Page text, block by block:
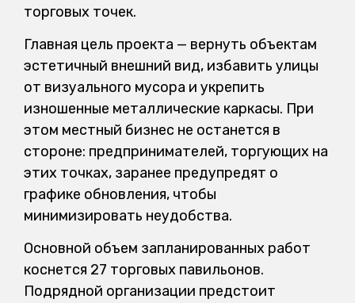
торговых точек.
Главная цель проекта — вернуть объектам
эстетичный внешний вид, избавить улицы
от визуального мусора и укрепить
изношенные металлические каркасы. При
этом местный бизнес не останется в
стороне: предпринимателей, торгующих на
этих точках, заранее предупредят о
графике обновления, чтобы
минимизировать неудобства.
Основной объем запланированных работ
коснется 27 торговых павильонов.
Подрядной организации предстоит